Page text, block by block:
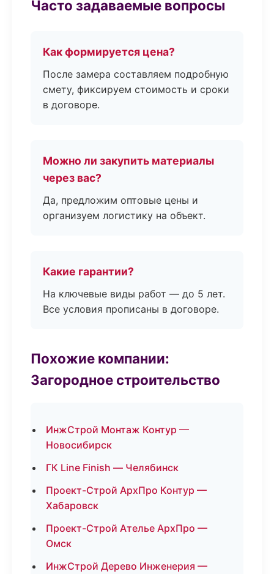
Часто задаваемые вопросы
Как формируется цена?
После замера составляем подробную
смету, фиксируем стоимость и сроки
в договоре.
Можно ли закупить материалы
через вас?
Да, предложим оптовые цены и
организуем логистику на объект.
Какие гарантии?
На ключевые виды работ — до 5 лет.
Все условия прописаны в договоре.
Похожие компании:
Загородное строительство
ИнжСтрой Монтаж Контур —
Новосибирск
ГК Line Finish — Челябинск
Проект-Строй АрхПро Контур —
Хабаровск
Проект-Строй Ателье АрхПро —
Омск
ИнжСтрой Дерево Инженерия —